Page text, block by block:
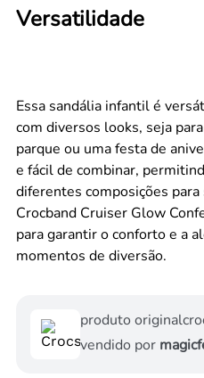
Versatilidade
Essa sandália infantil é
com diversos looks, seja
parque ou uma festa de
e fácil de combinar,
diferentes composições
Crocband Cruiser Glow
para garantir o conforto e a
momentos de diversão.
produto original
vendido por